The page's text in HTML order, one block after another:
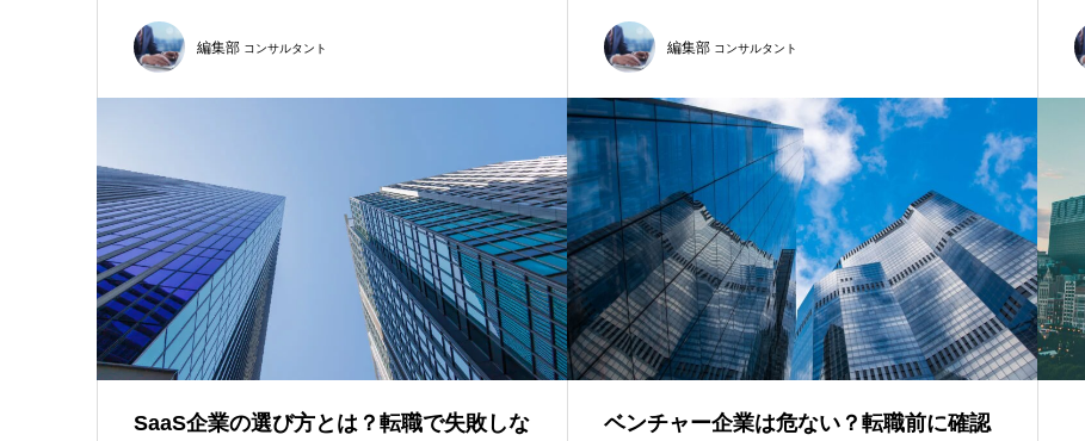
編集部 コンサルタント 編集部 コンサルタント
SaaS企業の選び方とは？転職で失敗しな ベンチャー企業は危ない？転職前に確認